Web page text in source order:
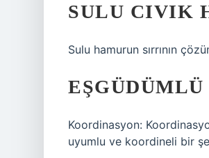
SULU CIVIK
Sulu hamurun sırrının
Koordinasyon:
uyumlu ve koordineli bir